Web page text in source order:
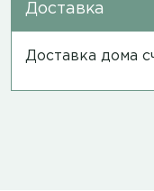
Доставка
Доставка дома